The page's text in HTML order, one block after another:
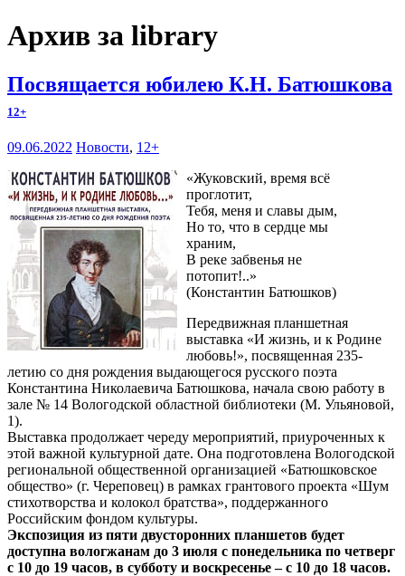
Архив за library
Посвящается юбилею К.Н. Батюшкова
12+
09.06.2022 Новости, 12+
«Жуковский, время всё
проглотит,
Тебя, меня и славы дым,
Но то, что в сердце мы
храним,
В реке забвенья не
потопит!..»
(Константин Батюшков)
Передвижная планшетная
выставка «И жизнь, и к Родине
любовь!», посвященная 235-
летию со дня рождения выдающегося русского поэта
Константина Николаевича Батюшкова, начала свою работу в
зале № 14 Вологодской областной библиотеки (М. Ульяновой,
1).
Выставка продолжает череду мероприятий, приуроченных к
этой важной культурной дате. Она подготовлена Вологодской
региональной общественной организацией «Батюшковское
общество» (г. Череповец) в рамках грантового проекта «Шум
стихотворства и колокол братства», поддержанного
Российским фондом культуры.
Экспозиция из пяти двусторонних планшетов будет
доступна вологжанам до 3 июля с понедельника по четверг
с 10 до 19 часов, в субботу и воскресенье – с 10 до 18 часов.